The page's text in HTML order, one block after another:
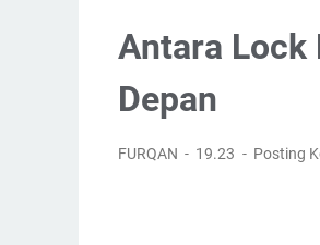
Antara Lock
Depan
FURQAN 19.23 Posting